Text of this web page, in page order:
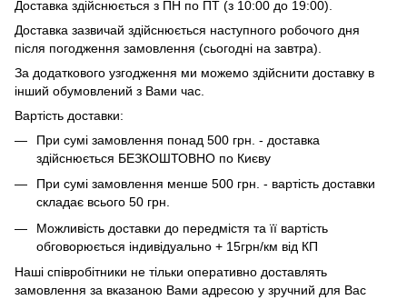
Доставка здійснюється з ПН по ПТ (з 10:00 до 19:00).
Доставка зазвичай здійснюється наступного робочого дня
після погодження замовлення (сьогодні на завтра).
За додаткового узгодження ми можемо здійснити доставку в
інший обумовлений з Вами час.
Вартість доставки:
При сумі замовлення понад 500 грн. - доставка
здійснюється БЕЗКОШТОВНО по Києву
При сумі замовлення менше 500 грн. - вартість доставки
складає всього 50 грн.
Можливість доставки до передмістя та її вартість
обговорюється індивідуально + 15грн/км від КП
Наші співробітники не тільки оперативно доставлять
замовлення за вказаною Вами адресою у зручний для Вас